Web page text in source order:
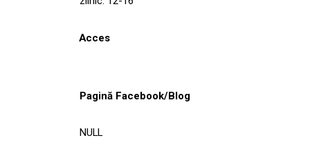
Acces
Pagină Facebook/Blog
NULL